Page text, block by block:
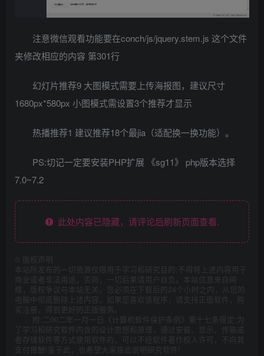
注意微信观看功能要在conch/js/jquery.stem.js 这个文件
夹修改相应的内容 第301行
幻灯片推荐9 大图模式需要上传海报图，建议尺寸
1680px*580px 小图模式需设置3个推荐才显示
热播推荐1 建议推荐18个最jia（适配换一换功能）。
PS:切记一定要安装PHP扩展 《sg11》 php版本选择
7.0~7.2
此处内容已隐藏，请评论后刷新页面查看.
版权声明
本站所发布的一切资源仅限用于学习和研究目的;不得将上述内容用于
商业或者非法用途，否则，一切后果请用户自负。本站信息来自网
络，版权争议与本站无关。您必须在下载后的24个小时之内，从您的
电脑中彻底删除上述内容。如果您喜欢该程序，请支持正版软件，购
买注册，得到更好的正版服务。
附:二00二年一月一日《计算机软件保护条例》第十七条规定:为
了学习和研究软件内含的设计思想和原理，通过安装、显示、传输或
者存储软件等方式使用软件的，可以不经软件著作权人许可，不向其
支付报酬!鉴于此，也希望大家按此说明研究软件!